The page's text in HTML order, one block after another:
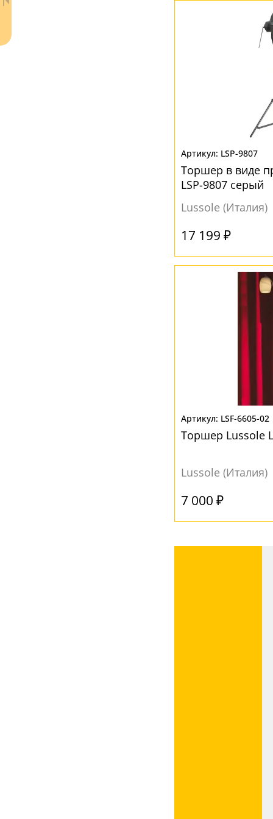
- бесплатно по России
- бесплатная доставка
LSP-9807
Торшер в виде
LSP-9807 серый
Lussole (Италия)
17 199 ₽
LSF-6605-02
Торшер Lussole
Lussole (Италия)
7 000 ₽